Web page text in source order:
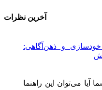
آخرین نظرات
و ذهن‌آگاهی:
می‌توان این راهنما